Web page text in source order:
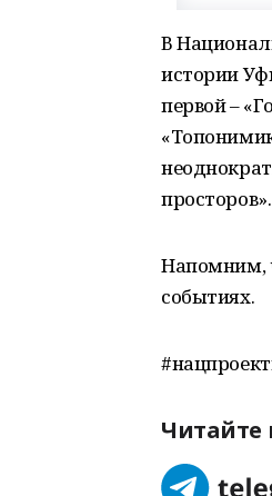
В
истории
первой –
просторов».
Напомним,
событиях.
Читайте